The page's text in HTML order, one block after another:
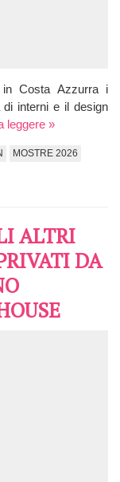
in Costa Azzurra i
di interni e il design
leggere »
MOSTRE 2026
ALTRI
DA